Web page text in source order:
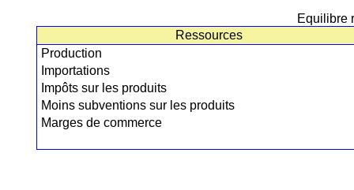
Equilibre
Ressources
Production
Importations
Impôts sur les produits
Moins subventions sur les produits
Marges de commerce